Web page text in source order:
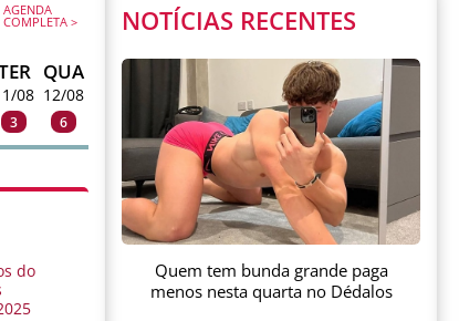
AGENDA
COMPLETA >
08
3
QUA
12/08
6
do
NOTÍCIAS RECENTES
Quem tem bunda grande paga
menos nesta quarta no Dédalos